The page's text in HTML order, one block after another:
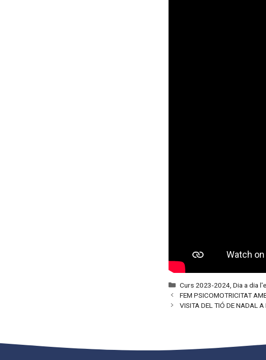
Categories
Curs 2023-2024, Dia a dia
FEM PSICOMOTRICITAT
VISITA DEL TIÓ DE NADAL A